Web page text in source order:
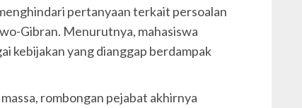
pertanyaan terkait persoalan
Gibran. Menurutnya, mahasiswa
kebijakan yang dianggap berdampak
rombongan pejabat akhirnya